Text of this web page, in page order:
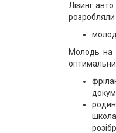
Лізинг
розробляли
Молодь на